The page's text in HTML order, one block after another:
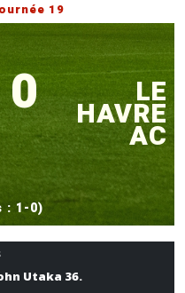
19
LE
HAVRE
AC
: 1-0)
Utaka 36.